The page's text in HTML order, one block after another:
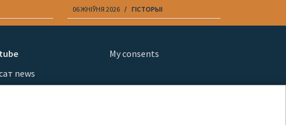
06 ЖНІЎНЯ 2026 ГІСТОРЫІ
news
Shorts
My consents